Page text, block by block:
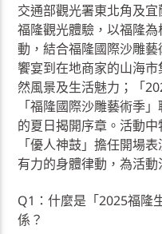
交通部觀光署東北角及
福隆觀光體驗，以福隆
動，結合福隆國際沙雕
饗宴到在地商家的山海
然風景及生活魅力；「
「福隆國際沙雕藝術季
的夏日揭開序章。活動
「優人神鼓」擔任開場
有力的身體律動，為活
Q1：什麼是「2025福隆
係？